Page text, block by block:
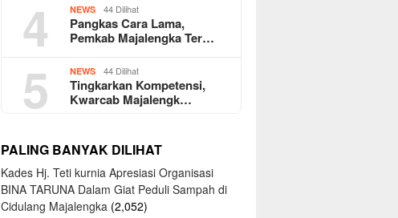
4 NEWS 44 Dilihat
Pangkas Cara Lama,
Pemkab Majalengka Ter…
5 NEWS 44 Dilihat
Tingkarkan Kompetensi,
Kwarcab Majalengk…
PALING BANYAK DILIHAT
Kades Hj. Teti kurnia Apresiasi Organisasi
BINA TARUNA Dalam Giat Peduli Sampah di
Cidulang Majalengka (2,052)